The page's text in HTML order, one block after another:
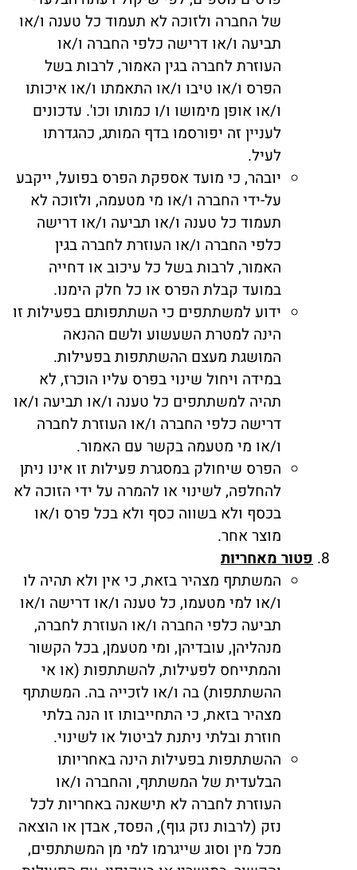
של החברה ולזוכה לא תעמוד כל טענה ו/או
תביעה ו/או דרישה כלפי החברה ו/או
העוזרת לחברה בגין האמור, לרבות בשל
הפרס ו/או טיבו ו/או התאמתו ו/או איכותו
ו/או אופן מימושו ו/ו כמותו וכו'. עדכונים
לעניין זה יפורסמו בדף המותג, כהגדרתו
לעיל.
יובהר, כי מועד אספקת הפרס בפועל, ייקבע
על-ידי החברה ו/או מי מטעמה, ולזוכה לא
תעמוד כל טענה ו/או תביעה ו/או דרישה
כלפי החברה ו/או העוזרת לחברה בגין
האמור, לרבות בשל כל עיכוב או דחייה
במועד קבלת הפרס או כל חלק הימנו.
ידוע למשתתפים כי השתתפותם בפעילות זו
הינה למטרת השעשוע ולשם ההנאה
המושגת מעצם ההשתתפות בפעילות.
במידה ויחול שינוי בפרס עליו הוכרז, לא
תהיה למשתתפים כל טענה ו/או תביעה ו/או
דרישה כלפי החברה ו/או העוזרת לחברה
ו/או מי מטעמה בקשר עם האמור.
הפרס שיחולק במסגרת פעילות זו אינו ניתן
להחלפה, לשינוי או להמרה על ידי הזוכה לא
בכסף ולא בשווה כסף ולא בכל פרס ו/או
מוצר אחר.
פטור מאחריות
המשתתף מצהיר בזאת, כי אין ולא תהיה לו
ו/או למי מטעמו, כל טענה ו/או דרישה ו/או
תביעה כלפי החברה ו/או העוזרת לחברה,
מנהליהן, עובדיהן, ומי מטעמן, בכל הקשור
והמתייחס לפעילות, להשתתפות (או אי
ההשתתפות) בה ו/או לזכייה בה. המשתתף
מצהיר בזאת, כי התחייבותו זו הנה בלתי
חוזרת ובלתי ניתנת לביטול או לשינוי.
ההשתתפות בפעילות הינה באחריותו
הבלעדית של המשתתף, והחברה ו/או
העוזרת לחברה לא תישאנה באחריות לכל
נזק (לרבות נזק גוף), הפסד, אבדן או הוצאה
מכל מין וסוג שייגרמו למי מן המשתתפים,